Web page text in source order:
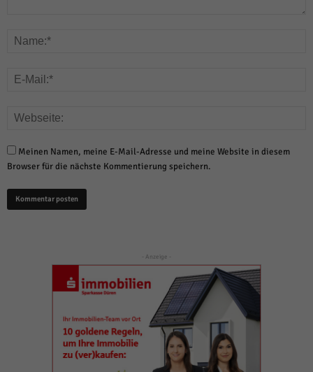
Meinen Namen, meine E-Mail-Adresse und meine Website in diesem
Browser für die nächste Kommentierung speichern.
- Anzeige -